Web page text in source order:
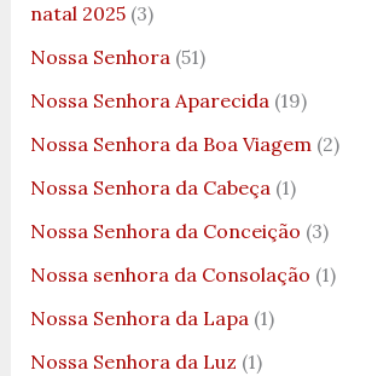
natal 2025(3)
Nossa Senhora(51)
Nossa Senhora Aparecida(19)
Nossa Senhora da Boa Viagem(2)
Nossa Senhora da Cabeça(1)
Nossa Senhora da Conceição (3)
Nossa senhora da Consolação (1)
Nossa Senhora da Lapa(1)
Nossa Senhora da Luz (1)